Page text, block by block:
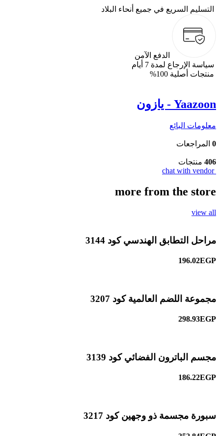
التسليم السريع في جميع أنحاء البلاد
الدفع الآمن
سياسة الإرجاع لمدة 7 أيام
منتجات أصلية 100%
Yaazoon - يازون
معلومات البائع
0 المراجعات
406 منتجات
chat with vendor
more from the store
view all
مراحل التطابق الهندسي كود 3144
196.02EGP
مجموعة اللضم العالمية كود 3207
298.93EGP
مجسم الباترون الفضائي كود 3139
186.22EGP
سبورة مجسمة ذو وجهين كود 3217